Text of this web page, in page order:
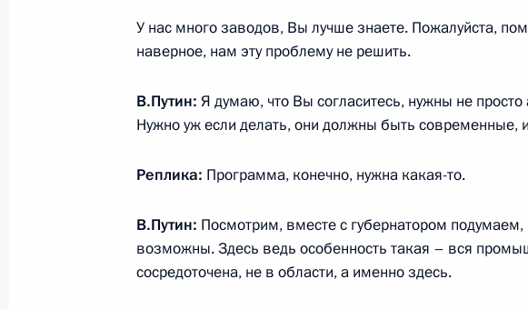
Встреча с главой Московской области Андреем
29 августа 2018 года, среда
Рабочая встреча с врио Главы Республики Саха
У нас много заводов, Вы лучше знаете. Пожалуйста,
наверное, нам эту проблему не решить.
В.Путин: Я думаю, что Вы согласитесь, нужны не
Нужно уж если делать, они должны быть современные,
Реплика: Программа, конечно, нужна какая-то.
В.Путин: Посмотрим, вместе с губернатором
возможны. Здесь ведь особенность такая – вся
сосредоточена, не в области, а именно здесь.